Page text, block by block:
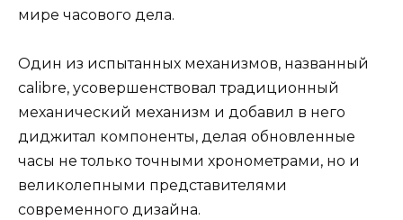
мире часового дела.
Один из испытанных механизмов, названный
calibre, усовершенствовал традиционный
механический механизм и добавил в него
диджитал компоненты, делая обновленные
часы не только точными хронометрами, но и
великолепными представителями
современного дизайна.